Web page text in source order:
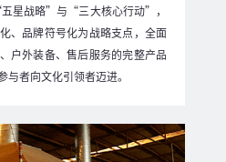
星战略”与“三大核心行动”，
、品牌符号化为战略支点，全面
户外装备、售后服务的完整产品
与者向文化引领者迈进。